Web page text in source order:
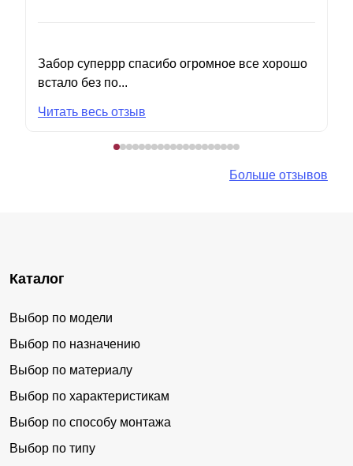
Забор суперрр спасибо огромное все хорошо
встало без по...
Читать весь отзыв
Больше отзывов
Каталог
Выбор по модели
Выбор по назначению
Выбор по материалу
Выбор по характеристикам
Выбор по способу монтажа
Выбор по типу